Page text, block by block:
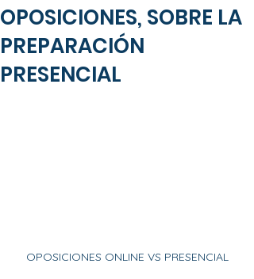
OPOSICIONES, SOBRE LA
PREPARACIÓN
PRESENCIAL
OPOSICIONES ONLINE VS PRESENCIAL